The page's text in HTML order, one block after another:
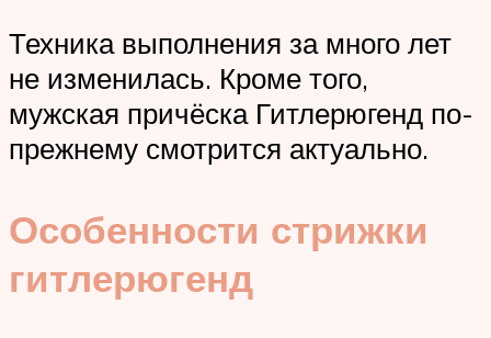
Техника выполнения за много лет
не изменилась. Кроме того,
мужская причёска Гитлерюгенд по-
прежнему смотрится актуально.
Особенности стрижки
гитлерюгенд